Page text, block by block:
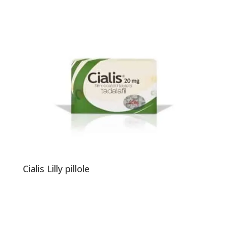
Cialis Lilly pillole